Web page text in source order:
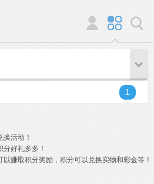
1
活动！
好礼多多！
赚取积分奖励，积分可以兑换实物和彩金等！